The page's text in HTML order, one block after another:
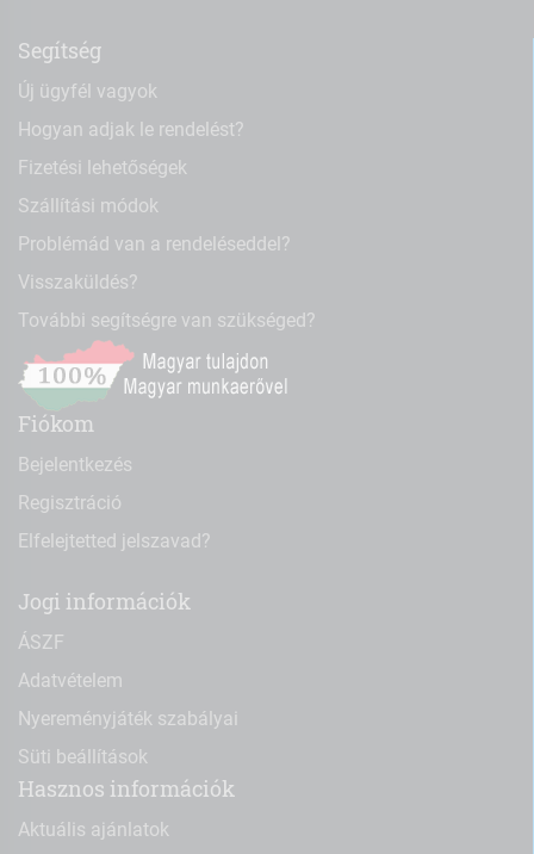
Segítség
Új ügyfél vagyok
Hogyan adjak le rendelést?
Fizetési lehetőségek
Szállítási módok
Problémád van a rendeléseddel?
Visszaküldés?
További segítségre van szükséged?
Fiókom
Bejelentkezés
Regisztráció
Elfelejtetted jelszavad?
Jogi információk
ÁSZF
Adatvételem
Nyereményjáték szabályai
Süti beállítások
Hasznos információk
Aktuális ajánlatok